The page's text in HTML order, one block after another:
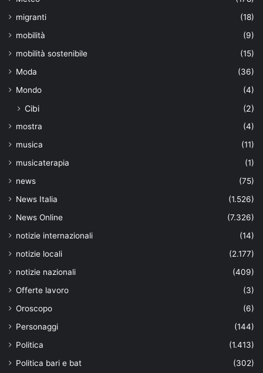
migranti
(18)
mobilità
(9)
mobilità sostenibile
(15)
Moda
(36)
Mondo
(4)
Cibi (2)
mostra
(4)
musica
(11)
musicaterapia
(1)
news
(75)
News Italia
(1.526)
News Online
(7.326)
notizie internazionali
(14)
notizie locali
(2.177)
notizie nazionali
(409)
Offerte lavoro
(3)
Oroscopo
(6)
Personaggi
(144)
Politica
(1.413)
Politica bari e bat
(302)